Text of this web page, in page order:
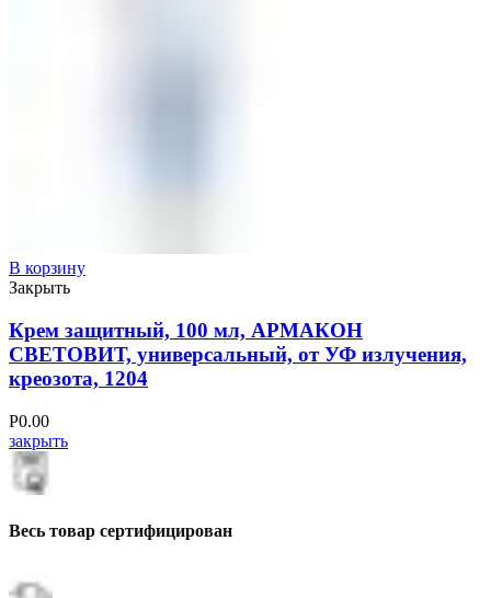
В корзину
Закрыть
Крем защитный, 100 мл, АРМАКОН
СВЕТОВИТ, универсальный, от УФ излучения,
креозота, 1204
Р0.00
закрыть
Весь товар сертифицирован